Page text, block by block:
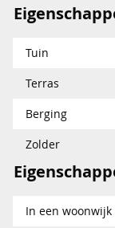
Tuin
Terras
Berging
Zolder
In een woonwijk